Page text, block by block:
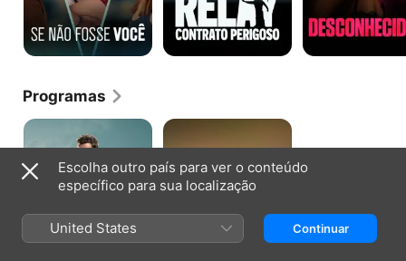
Programas
Reacher
Little
Escolha outro país para ver o conteúdo
específico para sua localização
United States Continuar